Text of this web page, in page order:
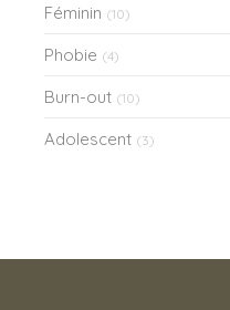
Féminin (10)
Phobie (4)
Burn-out (10)
Adolescent (3)